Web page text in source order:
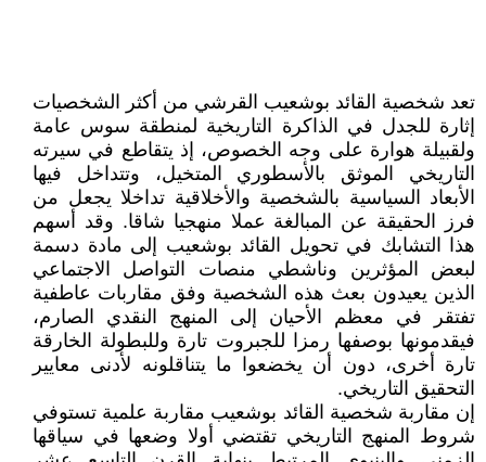
تعد شخصية القائد بوشعيب القرشي من أكثر الشخصيات
إثارة للجدل في الذاكرة التاريخية لمنطقة سوس عامة
ولقبيلة هوارة على وجه الخصوص، إذ يتقاطع في سيرته
التاريخي الموثق بالأسطوري المتخيل، وتتداخل فيها
الأبعاد السياسية بالشخصية والأخلاقية تداخلا يجعل من
فرز الحقيقة عن المبالغة عملا منهجيا شاقا. وقد أسهم
هذا التشابك في تحويل القائد بوشعيب إلى مادة دسمة
لبعض المؤثرين وناشطي منصات التواصل الاجتماعي
الذين يعيدون بعث هذه الشخصية وفق مقاربات عاطفية
تفتقر في معظم الأحيان إلى المنهج النقدي الصارم،
فيقدمونها بوصفها رمزا للجبروت تارة وللبطولة الخارقة
تارة أخرى، دون أن يخضعوا ما يتناقلونه لأدنى معايير
التحقيق التاريخي.
إن مقاربة شخصية القائد بوشعيب مقاربة علمية تستوفي
شروط المنهج التاريخي تقتضي أولا وضعها في سياقها